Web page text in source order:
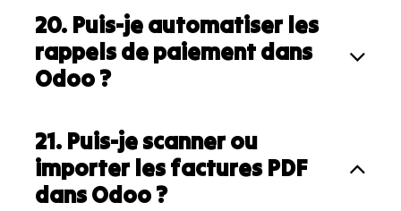
20. Puis-je automatiser les
rappels de paiement dans
Odoo ?
21. Puis-je scanner ou
importer les factures PDF
dans Odoo ?